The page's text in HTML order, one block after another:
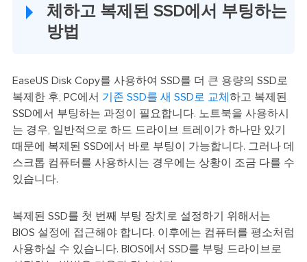
체하고 복제된 SSD에서 부팅하는
방법
EaseUS Disk Copy를 사용하여 SSD를 더 큰 용량의 SSD로
복제한 후, PC에서 기존 SSD를 새 SSD로 교체 하고 복제된
SSD에서 부팅하는 과정이 필요합니다. 노트북을 사용하시
는 경우, 일반적으로 하드 드라이브 트레이가 하나만 있기
때문에 복제된 SSD에서 바로 부팅이 가능합니다. 그러나 데
스크톱 컴퓨터를 사용하시는 경우에는 상황이 조금 다를 수
있습니다.
복제된 SSD를 첫 번째 부팅 장치로 설정하기 위해서는
BIOS 설정에 접근해야 합니다. 이후에는 컴퓨터를 평소처럼
사용하실 수 있습니다. BIOS에서 SSD를 부팅 드라이브로